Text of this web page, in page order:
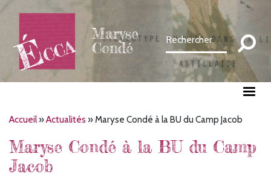
contenu
principal
Maryse
Condé
Fil
d'Ariane
Accueil Actualités Maryse Condé à la BU du Camp Jacob
Maryse Condé à la BU du Camp
Jacob